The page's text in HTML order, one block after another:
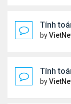
Tính
by
Tính
by